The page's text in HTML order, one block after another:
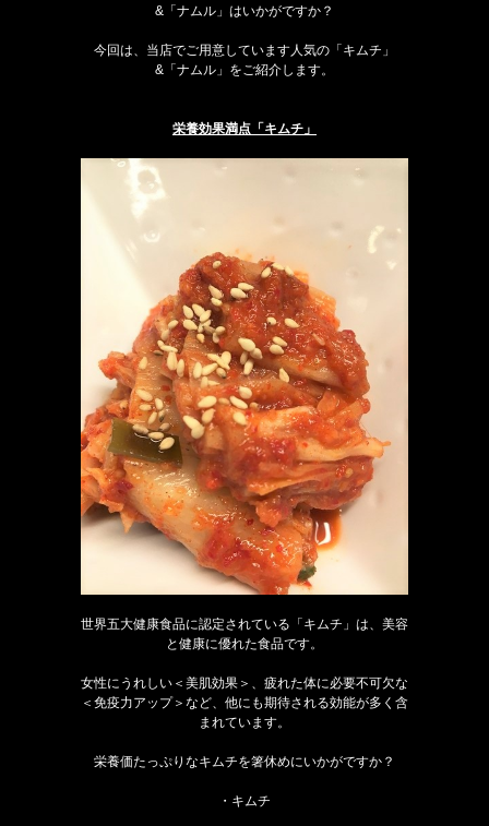
&「ナムル」はいかがですか？
今回は、当店でご用意しています人気の「キムチ」
&「ナムル」をご紹介します。
栄養効果満点「キムチ」
世界五大健康食品に認定されている「キムチ」は、美容
と健康に優れた食品です。
女性にうれしい＜美肌効果＞、疲れた体に必要不可欠な
＜免疫力アップ＞など、他にも期待される効能が多く含
まれています。
栄養価たっぷりなキムチを箸休めにいかがですか？
・キムチ